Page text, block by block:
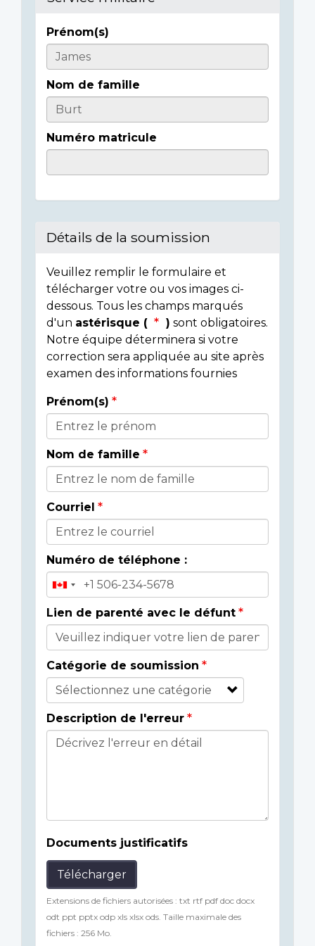
Casualty
Details
Prénom(s)
Nom de famille
Numéro matricule
Détails de la soumission
Veuillez remplir le formulaire et
télécharger votre ou vos images ci-
dessous. Tous les champs marqués
d'un astérisque ( ) sont obligatoires.
Notre équipe déterminera si votre
correction sera appliquée au site après
examen des informations fournies
Donor
Details
Prénom(s)
Nom de famille
Courriel
Numéro de téléphone :
Lien de parenté avec le défunt
Catégorie de soumission
Description de l'erreur
Documents justificatifs
Télécharger
Extensions de fichiers autorisées : txt rtf pdf doc docx
odt ppt pptx odp xls xlsx ods. Taille maximale des
fichiers : 256 Mo.